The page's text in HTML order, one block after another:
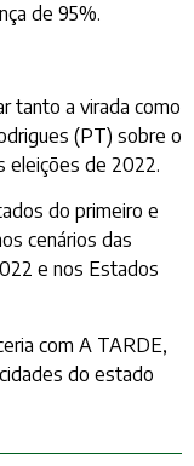
de 95%.
tanto a virada como
(PT) sobre o
eleições de 2022.
do primeiro e
cenários das
e nos Estados
com A TARDE,
do estado